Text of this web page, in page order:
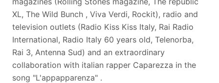
XL, The Wild Bunch , Viva Verdi, Rockit), radio and
television outlets (Radio Kiss Kiss Italy, Rai Radio
International, Radio Italy 60 years old, Telenorba,
Rai 3, Antenna Sud) and an extraordinary
collaboration with italian rapper Caparezza in the
song "L'appapparenza" .